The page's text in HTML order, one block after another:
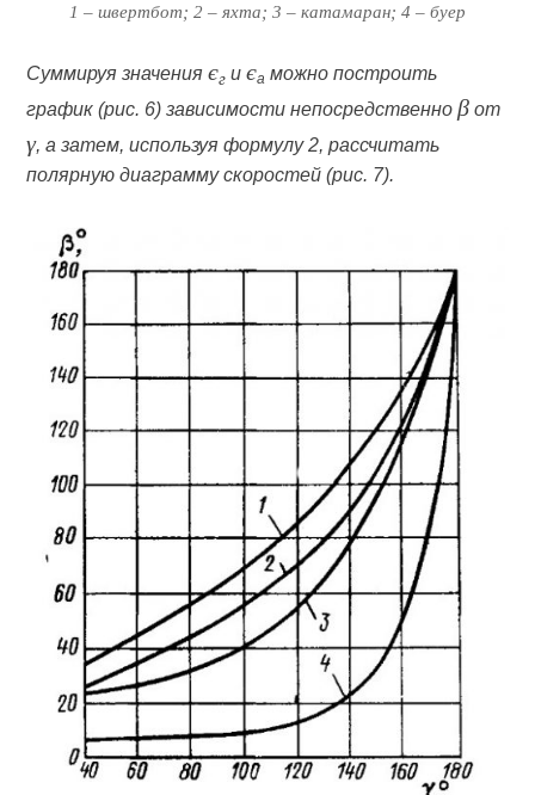
1 – швертбот; 2 – яхта; 3 – катамаран; 4 – буер
Суммируя значенияє‎г иє‎a можно построить
график (рис. 6) зависимости непосредственноβ от
γ, а затем, используя формулу 2, рассчитать
полярную диаграмму скоростей (рис. 7).